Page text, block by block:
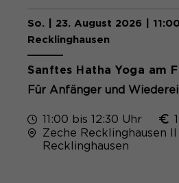
So. | 23. August 2026 | 11:00
Recklinghausen
Sanftes Hatha Yoga am
Für Anfänger und
11:00 bis 12:30 Uhr
Zeche Recklinghausen II |
Recklinghausen